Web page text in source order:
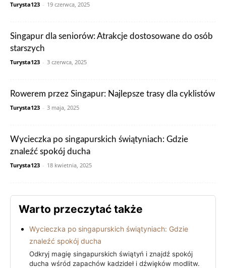
Turysta123 - 19 czerwca, 2025
Singapur dla seniorów: Atrakcje dostosowane do osób
starszych
Turysta123 - 3 czerwca, 2025
Rowerem przez Singapur: Najlepsze trasy dla cyklistów
Turysta123 - 3 maja, 2025
Wycieczka po singapurskich świątyniach: Gdzie
znaleźć spokój ducha
Turysta123 - 18 kwietnia, 2025
Warto przeczytać także
Wycieczka po singapurskich świątyniach: Gdzie
znaleźć spokój ducha
Odkryj magię singapurskich świątyń i znajdź spokój
ducha wśród zapachów kadzideł i dźwięków modlitw.